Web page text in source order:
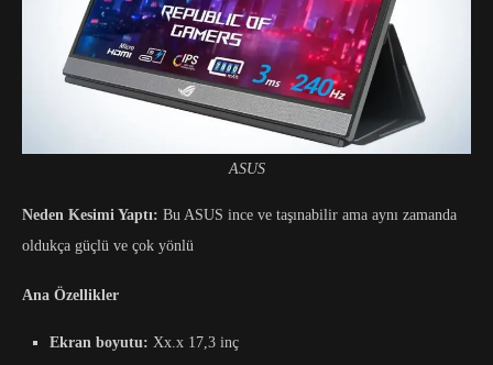
ASUS
Neden Kesimi Yaptı: Bu ASUS ince ve taşınabilir ama aynı zamanda
oldukça güçlü ve çok yönlü
Ana Özellikler
Ekran boyutu: Xx.x 17,3 inç